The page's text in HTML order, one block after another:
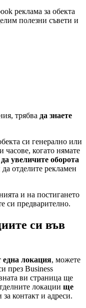
реклама за обекта
полезни съвети и
трябва да знаете
си генерално или
часове, когато нямате
да увеличите оборота
отделите рекламен
и на постигането
си предварително.
си във
една локация, можете
през Business
ви страница ще
локации ще
контакт и адреси.